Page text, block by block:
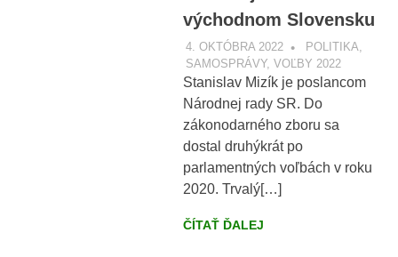
východnom Slovensku
4. OKTÓBRA 2022 VOBRAZE.SK
POLITIKA,
SAMOSPRÁVY, VOĽBY 2022
Stanislav Mizík je poslancom
Národnej rady SR. Do
zákonodarného zboru sa
dostal druhýkrát po
parlamentných voľbách v roku
2020. Trvalý[…]
ČÍTAŤ ĎALEJ